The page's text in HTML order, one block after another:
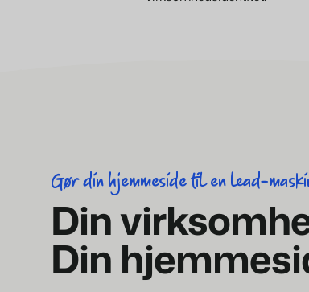
Gør din hjemmeside til en lead-
Din
Din